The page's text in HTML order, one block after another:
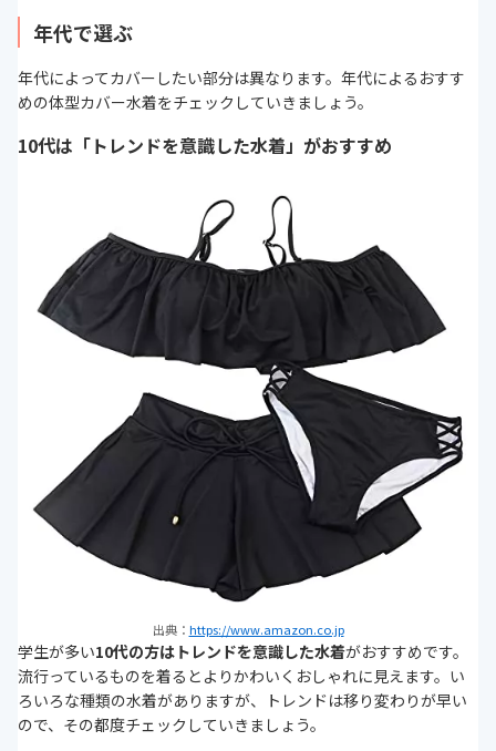
年代で選ぶ
年代によってカバーしたい部分は異なります。年代によるおすす
めの体型カバー水着をチェックしていきましょう。
10代は「トレンドを意識した水着」がおすすめ
出典： https://www.amazon.co.jp
学生が多い10代の方はトレンドを意識した水着がおすすめです。
流行っているものを着るとよりかわいくおしゃれに見えます。い
ろいろな種類の水着がありますが、トレンドは移り変わりが早い
ので、その都度チェックしていきましょう。